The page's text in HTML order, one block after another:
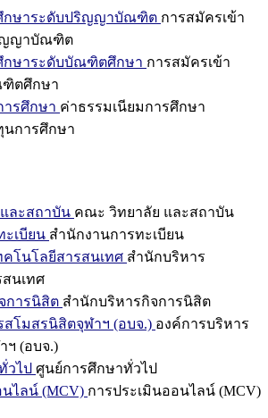
กษาระดับปริญญาบัณฑิต การสมัครเข้า
ญญาบัณฑิต
กษาระดับบัณฑิตศึกษา การสมัครเข้า
ตศึกษา
ารศึกษา ค่าธรรมเนียมการศึกษา
นการศึกษา
ละสถาบัน คณะ วิทยาลัย และสถาบัน
ะเบียน สำนักงานการทะเบียน
คโนโลยีสารสนเทศ สำนักบริหาร
นเทศ
การนิสิต สำนักบริหารกิจการนิสิต
สโมสรนิสิตจุฬาฯ (อบจ.) องค์การบริหาร
ฯ (อบจ.)
วไป ศูนย์การศึกษาทั่วไป
ไลน์ (MCV) การประเมินออนไลน์ (MCV)